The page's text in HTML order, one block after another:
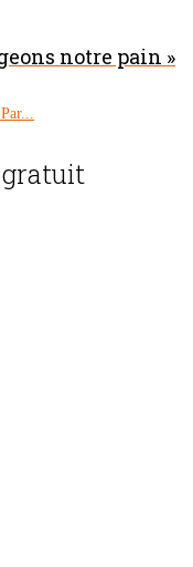
notre pain »